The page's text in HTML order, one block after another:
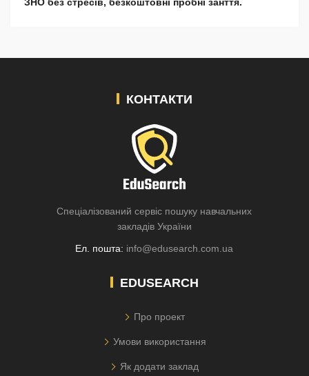
КОНТАКТИ
Спеціалізований сервіс пошуку навчальних
закладів України
Ел. пошта: info@edusearch.com.ua
EDUSEARCH
Про проект
Умови використання
Як додати заклад